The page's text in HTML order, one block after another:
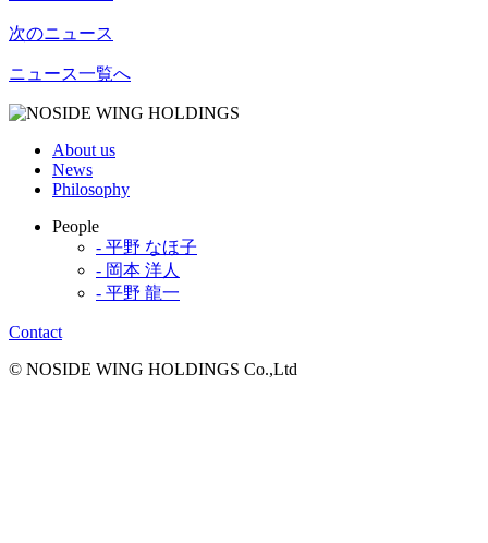
次のニュース
ニュース一覧へ
About us
News
Philosophy
People
- 平野 なほ子
- 岡本 洋人
- 平野 龍一
Contact
© NOSIDE WING HOLDINGS Co.,Ltd